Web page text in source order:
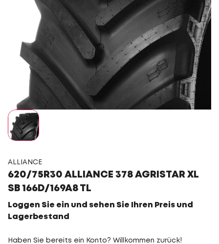
ALLIANCE
620/75R30 ALLIANCE 378 AGRISTAR XL
SB 166D/169A8 TL
Loggen Sie ein und sehen Sie Ihren Preis und
Lagerbestand
Haben Sie bereits ein Konto? Willkommen zurück!